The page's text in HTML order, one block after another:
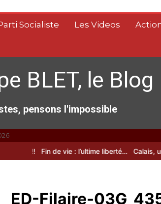
Socialiste Les Videos
BLET, le Blog
pensons l'impossible
!!! Fin de vie : l’ultime liberté… Calais, une
ED-Filaire-